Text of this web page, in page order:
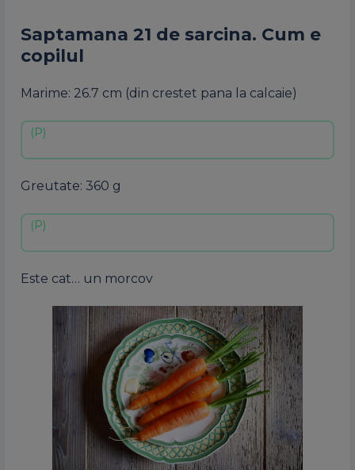
Saptamana 21 de sarcina. Cum e
copilul
Marime: 26.7 cm (din crestet pana la calcaie)
Greutate: 360 g
Este cat… un morcov